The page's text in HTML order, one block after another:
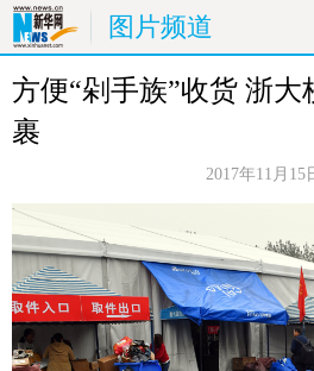
图片频道
首页 时政
时尚 思客
港澳 台湾
科技 能源
方便“剁手族”收货 浙
裹
2017年11月15